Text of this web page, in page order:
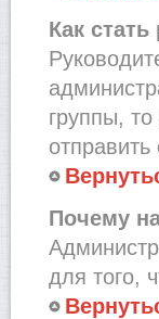
Как
группы,
Почему
для того,